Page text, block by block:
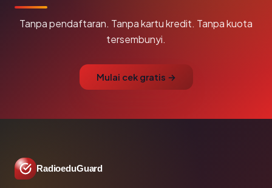
Tanpa pendaftaran. Tanpa kartu kredit. Tanpa kuota
tersembunyi.
Mulai cek gratis →
RadioeduGuard